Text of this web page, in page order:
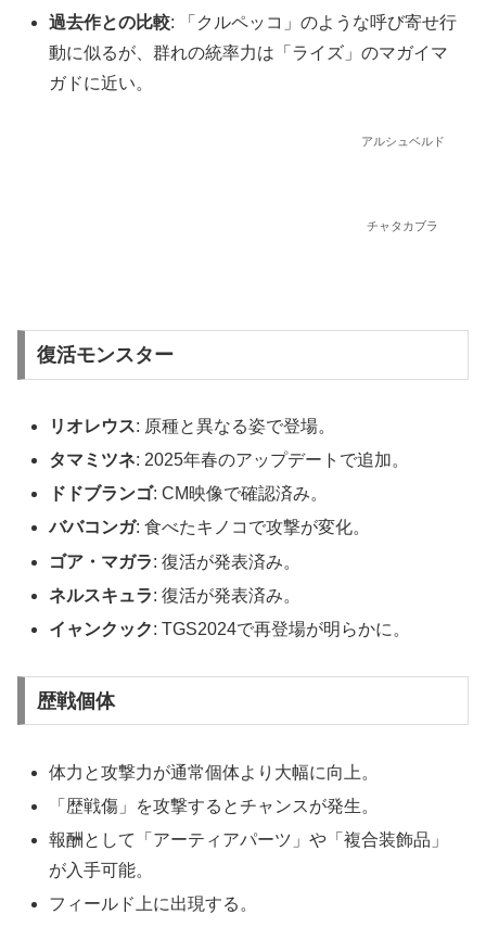
過去作との比較: 「クルペッコ」のような呼び寄せ行
動に似るが、群れの統率力は「ライズ」のマガイマ
ガドに近い。
アルシュベルド
チャタカブラ
復活モンスター
リオレウス: 原種と異なる姿で登場。
タマミツネ: 2025年春のアップデートで追加。
ドドブランゴ: CM映像で確認済み。
ババコンガ: 食べたキノコで攻撃が変化。
ゴア・マガラ: 復活が発表済み。
ネルスキュラ: 復活が発表済み。
イャンクック: TGS2024で再登場が明らかに。
歴戦個体
体力と攻撃力が通常個体より大幅に向上。
「歴戦傷」を攻撃するとチャンスが発生。
報酬として「アーティアパーツ」や「複合装飾品」
が入手可能。
フィールド上に出現する。